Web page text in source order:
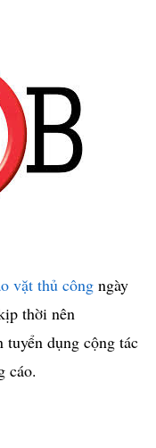
vặt thủ công ngày
thời nên
dụng cộng tác
cáo.